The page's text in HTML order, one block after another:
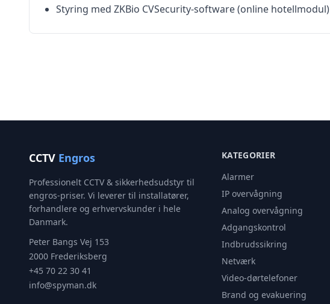
Styring med ZKBio CVSecurity-software (online hotellmodul)
CCTV Engros
Professionelt CCTV & sikkerhedsudstyr til
engros-priser. Vi leverer til installatører,
forhandlere og erhvervskunder i hele
Danmark.
Peter Bangs Vej 153
2000 Frederiksberg
+45 70 22 30 41
info@spyman.dk
KATEGORIER
Alarmer
IP overvågning
Analog overvågning
Adgangskontrol
Indbrudssikring
Netværk
Video-dørtelefoner
Brand og evakuering